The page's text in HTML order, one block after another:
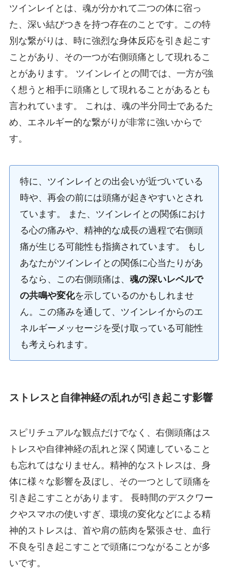
ツインレイとは、魂が分かれて二つの体に宿っ
た、深い結びつきを持つ存在のことです。この特
別な繋がりは、時に強烈な身体反応を引き起こす
ことがあり、その一つが右側頭痛として現れるこ
とがあります。 ツインレイとの間では、一方が強
く想うと相手に頭痛として現れることがあるとも
言われています。 これは、魂の半分同士であるた
め、エネルギー的な繋がりが非常に強いからで
す。
特に、ツインレイとの出会いが近づいている
時や、再会の前には頭痛が起きやすいとされ
ています。 また、ツインレイとの関係におけ
る心の痛みや、精神的な成長の過程で右側頭
痛が生じる可能性も指摘されています。 もし
あなたがツインレイとの関係に心当たりがあ
るなら、この右側頭痛は、 魂の深いレベルで
の共鳴や変化を示しているのかもしれませ
ん。この痛みを通して、ツインレイからのエ
ネルギーメッセージを受け取っている可能性
も考えられます。
ストレスと自律神経の乱れが引き起こす影響
スピリチュアルな観点だけでなく、右側頭痛はス
トレスや自律神経の乱れと深く関連していること
も忘れてはなりません。精神的なストレスは、身
体に様々な影響を及ぼし、その一つとして頭痛を
引き起こすことがあります。 長時間のデスクワー
クやスマホの使いすぎ、環境の変化などによる精
神的ストレスは、首や肩の筋肉を緊張させ、血行
不良を引き起こすことで頭痛につながることが多
いです。